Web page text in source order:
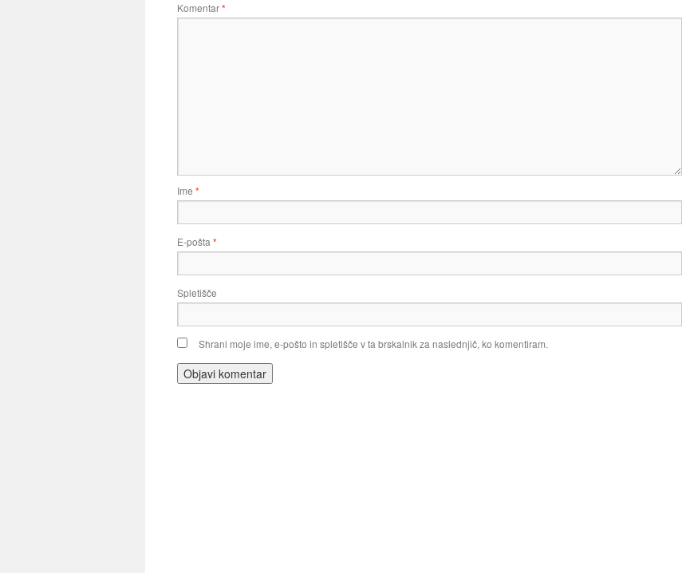
Komentar*
Ime *
E-pošta *
Spletišče
Shrani moje ime, e-pošto in spletišče v ta brskalnik za naslednjič, ko komentiram.